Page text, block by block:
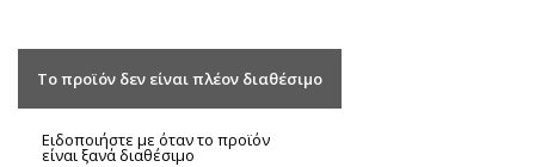
Το προϊόν δεν είναι πλέον διαθέσιμο
Ειδοποιήστε με όταν το προϊόν
είναι ξανά διαθέσιμο